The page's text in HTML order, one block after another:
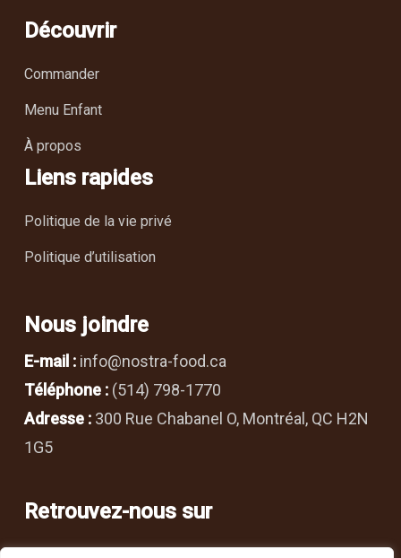
Découvrir
Commander
Menu Enfant
À propos
Liens rapides
Politique de la vie privé
Politique d’utilisation
Nous joindre
E-mail :info@nostra-food.ca
Téléphone :(514) 798-1770
Adresse :300 Rue Chabanel O, Montréal, QC H2N
1G5
Retrouvez-nous sur